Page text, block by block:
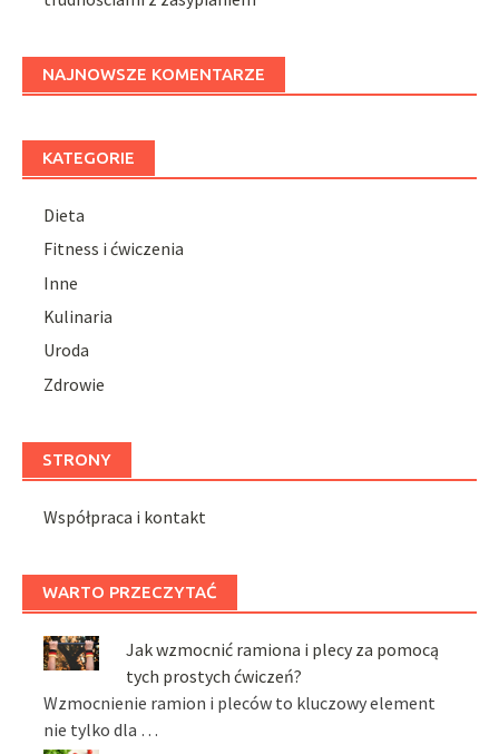
NAJNOWSZE KOMENTARZE
KATEGORIE
Dieta
Fitness i ćwiczenia
Inne
Kulinaria
Uroda
Zdrowie
STRONY
Współpraca i kontakt
WARTO PRZECZYTAĆ
Jak wzmocnić ramiona i plecy za pomocą
tych prostych ćwiczeń?
Wzmocnienie ramion i pleców to kluczowy element
nie tylko dla …